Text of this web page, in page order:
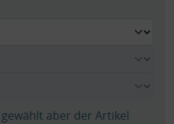
aber der Artikel